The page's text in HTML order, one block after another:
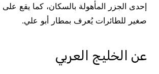
إحدى الجزر المأهولة بالسكان، كما يقع
صغير للطائرات يُعرف بمطار أبو علي.
عن الخليج العربي